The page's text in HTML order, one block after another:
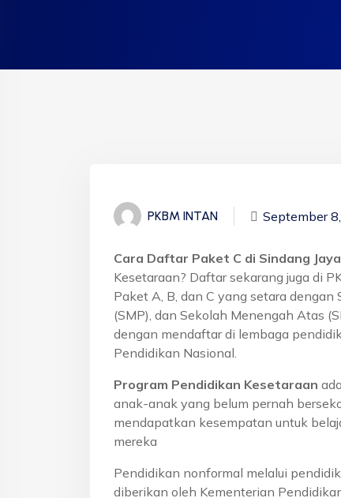
PKBM INTAN September
Cara Daftar Paket C di Sindang
Kesetaraan? Daftar sekarang juga di
Paket A, B, dan C yang setara
(SMP), dan Sekolah Menengah Atas
dengan mendaftar di lembaga
Pendidikan Nasional.
Program Pendidikan Kesetaraan
anak-anak yang belum pernah
mendapatkan kesempatan untuk
mereka
Pendidikan nonformal melalui
diberikan oleh Kementerian